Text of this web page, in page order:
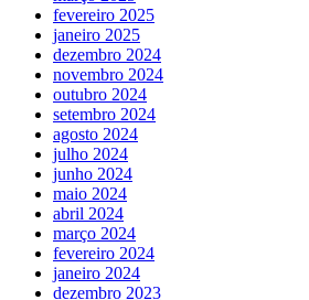
fevereiro 2025
janeiro 2025
dezembro 2024
novembro 2024
outubro 2024
setembro 2024
agosto 2024
julho 2024
junho 2024
maio 2024
abril 2024
março 2024
fevereiro 2024
janeiro 2024
dezembro 2023